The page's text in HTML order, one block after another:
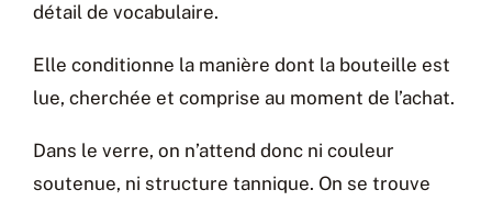
détail de vocabulaire.
Elle conditionne la manière dont la bouteille est
lue, cherchée et comprise au moment de l’achat.
Dans le verre, on n’attend donc ni couleur
soutenue, ni structure tannique. On se trouve